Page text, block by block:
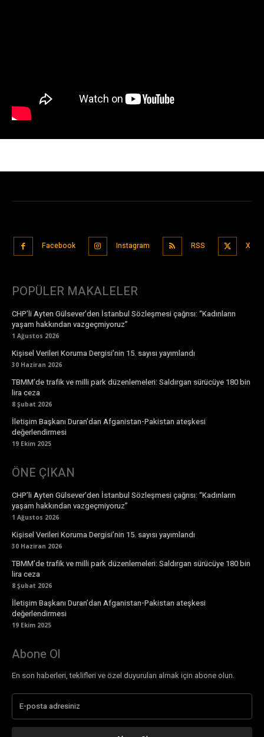
Facebook Instagram RSS X
POPÜLER MAKALELER
CHP’li Ayten Gülsever’den İstanbul Sözleşmesi çağrısı: “Kadınların
yaşam hakkından vazgeçmiyoruz”
1 Ağustos 2026
Kişisel Verileri Koruma Dergisi’nin 15. sayısı yayımlandı
30 Haziran 2026
TBMM’de trafik ve milli park düzenlemeleri: Saldırgan sürücüye 180 bin
lira ceza
8 Şubat 2026
İletişim Başkanı Duran’dan Afganistan-Pakistan ateşkesi
değerlendirmesi
19 Ekim 2025
ÖNE ÇIKAN
CHP’li Ayten Gülsever’den İstanbul Sözleşmesi çağrısı: “Kadınların
yaşam hakkından vazgeçmiyoruz”
1 Ağustos 2026
Kişisel Verileri Koruma Dergisi’nin 15. sayısı yayımlandı
30 Haziran 2026
TBMM’de trafik ve milli park düzenlemeleri: Saldırgan sürücüye 180 bin
lira ceza
8 Şubat 2026
İletişim Başkanı Duran’dan Afganistan-Pakistan ateşkesi
değerlendirmesi
19 Ekim 2025
Abone Ol
En son haberleri, teklifleri ve özel duyuruları almak için abone olun.